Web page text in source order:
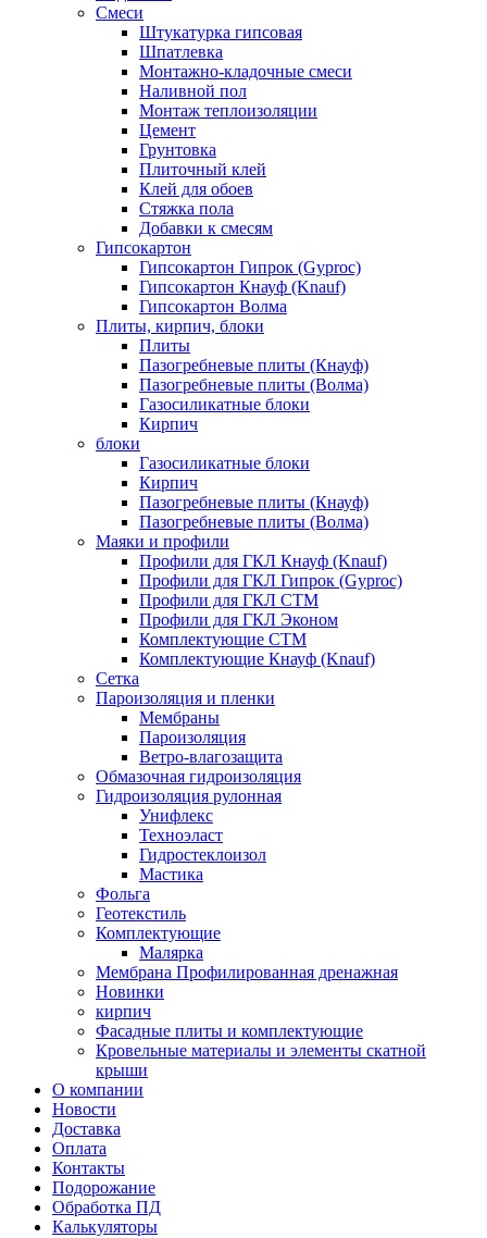
Смеси
Штукатурка гипсовая
Шпатлевка
Монтажно-кладочные смеси
Наливной пол
Монтаж теплоизоляции
Цемент
Грунтовка
Плиточный клей
Клей для обоев
Стяжка пола
Добавки к смесям
Гипсокартон
Гипсокартон Гипрок (Gyproc)
Гипсокартон Кнауф (Knauf)
Гипсокартон Волма
Плиты, кирпич, блоки
Плиты
Пазогребневые плиты (Кнауф)
Пазогребневые плиты (Волма)
Газосиликатные блоки
Кирпич
блоки
Газосиликатные блоки
Кирпич
Пазогребневые плиты (Кнауф)
Пазогребневые плиты (Волма)
Маяки и профили
Профили для ГКЛ Кнауф (Knauf)
Профили для ГКЛ Гипрок (Gyproc)
Профили для ГКЛ СТМ
Профили для ГКЛ Эконом
Комплектующие СТМ
Комплектующие Кнауф (Knauf)
Сетка
Пароизоляция и пленки
Мембраны
Пароизоляция
Ветро-влагозащита
Обмазочная гидроизоляция
Гидроизоляция рулонная
Унифлекс
Техноэласт
Гидростеклоизол
Мастика
Фольга
Геотекстиль
Комплектующие
Малярка
Мембрана Профилированная дренажная
Новинки
кирпич
Фасадные плиты и комплектующие
Кровельные материалы и элементы скатной
крыши
О компании
Новости
Доставка
Оплата
Контакты
Подорожание
Обработка ПД
Калькуляторы